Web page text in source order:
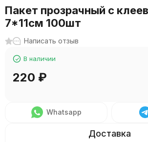
Пакет прозрачный с
7*11см 100шт
Написать отзыв
В наличии
220 ₽
Whatsapp